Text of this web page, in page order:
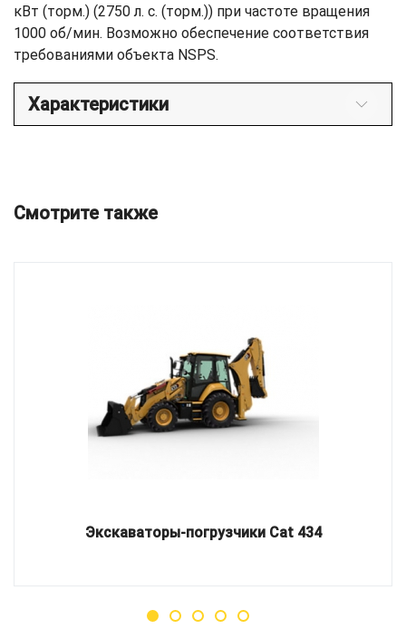
кВт (торм.) (2750 л. с. (торм.)) при частоте вращения
1000 об/мин. Возможно обеспечение соответствия
требованиями объекта NSPS.​
Характеристики
Смотрите также
Экскаваторы-погрузчики Cat 434